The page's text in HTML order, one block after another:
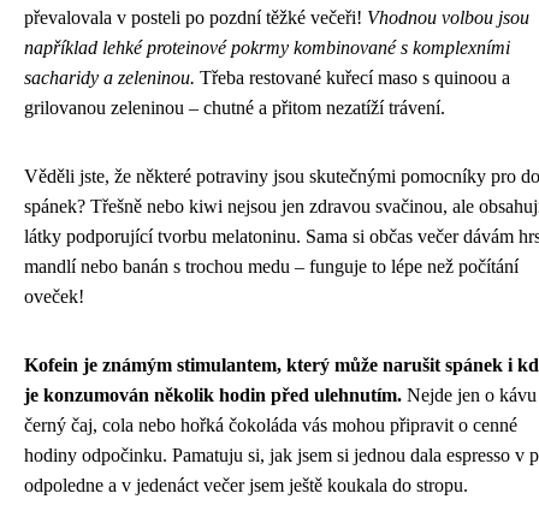
převalovala v posteli po pozdní těžké večeři! Vhodnou volbou jsou
například lehké proteinové pokrmy kombinované s komplexními
sacharidy a zeleninou. Třeba restované kuřecí maso s quinoou a
grilovanou zeleninou – chutné a přitom nezatíží trávení.
Věděli jste, že některé potraviny jsou skutečnými pomocníky pro
spánek? Třešně nebo kiwi nejsou jen zdravou svačinou, ale
látky podporující tvorbu melatoninu. Sama si občas večer dávám
mandlí nebo banán s trochou medu – funguje to lépe než počítání
oveček!
Kofein je známým stimulantem, který může narušit spánek i
je konzumován několik hodin před ulehnutím. Nejde jen o
černý čaj, cola nebo hořká čokoláda vás mohou připravit o cenné
hodiny odpočinku. Pamatuju si, jak jsem si jednou dala espresso v
odpoledne a v jedenáct večer jsem ještě koukala do stropu.